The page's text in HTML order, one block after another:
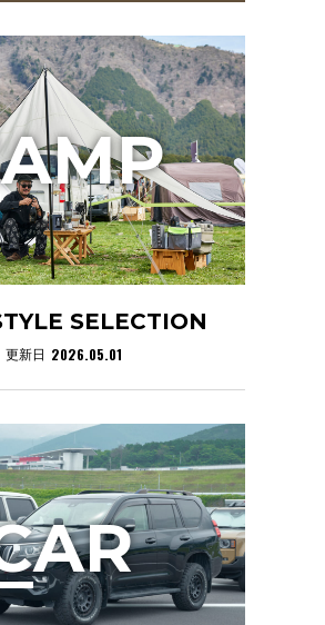
SELECTION
更新日 2026.05.01
AMP
AR